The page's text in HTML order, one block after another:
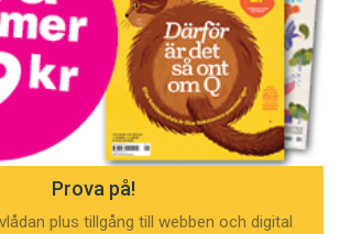
Prova på!
plus tillgång till webben och digital